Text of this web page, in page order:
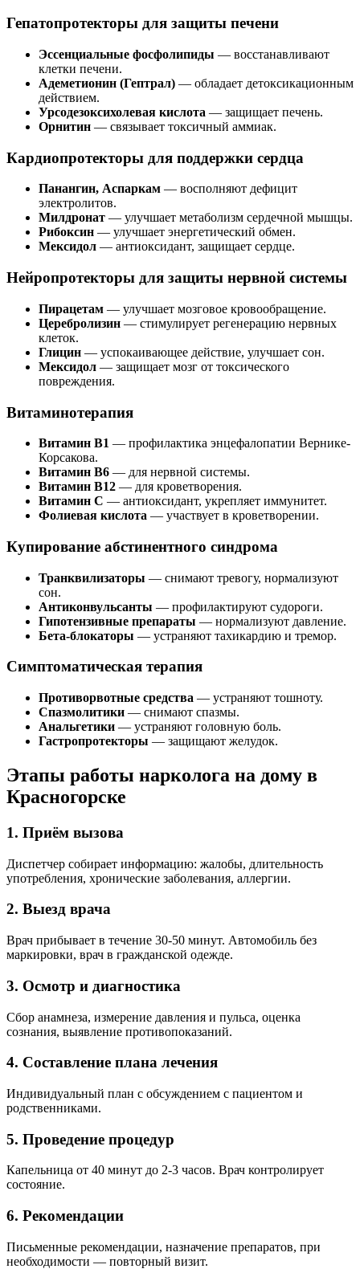
Гепатопротекторы для защиты печени
Эссенциальные фосфолипиды — восстанавливают
клетки печени.
Адеметионин (Гептрал) — обладает детоксикационным
действием.
Урсодезоксихолевая кислота — защищает печень.
Орнитин — связывает токсичный аммиак.
Кардиопротекторы для поддержки сердца
Панангин, Аспаркам — восполняют дефицит
электролитов.
Милдронат — улучшает метаболизм сердечной мышцы.
Рибоксин — улучшает энергетический обмен.
Мексидол — антиоксидант, защищает сердце.
Нейропротекторы для защиты нервной системы
Пирацетам — улучшает мозговое кровообращение.
Церебролизин — стимулирует регенерацию нервных
клеток.
Глицин — успокаивающее действие, улучшает сон.
Мексидол — защищает мозг от токсического
повреждения.
Витаминотерапия
Витамин B1 — профилактика энцефалопатии Вернике-
Корсакова.
Витамин B6 — для нервной системы.
Витамин B12 — для кроветворения.
Витамин C — антиоксидант, укрепляет иммунитет.
Фолиевая кислота — участвует в кроветворении.
Купирование абстинентного синдрома
Транквилизаторы — снимают тревогу, нормализуют
сон.
Антиконвульсанты — профилактируют судороги.
Гипотензивные препараты — нормализуют давление.
Бета-блокаторы — устраняют тахикардию и тремор.
Симптоматическая терапия
Противорвотные средства — устраняют тошноту.
Спазмолитики — снимают спазмы.
Анальгетики — устраняют головную боль.
Гастропротекторы — защищают желудок.
Этапы работы нарколога на дому в
Красногорске
1. Приём вызова
Диспетчер собирает информацию: жалобы, длительность
употребления, хронические заболевания, аллергии.
2. Выезд врача
Врач прибывает в течение 30-50 минут. Автомобиль без
маркировки, врач в гражданской одежде.
3. Осмотр и диагностика
Сбор анамнеза, измерение давления и пульса, оценка
сознания, выявление противопоказаний.
4. Составление плана лечения
Индивидуальный план с обсуждением с пациентом и
родственниками.
5. Проведение процедур
Капельница от 40 минут до 2-3 часов. Врач контролирует
состояние.
6. Рекомендации
Письменные рекомендации, назначение препаратов, при
необходимости — повторный визит.